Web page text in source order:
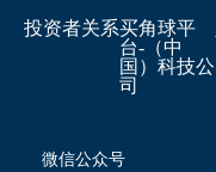
投资者关系买角球平
台-（中
国）科技公
司
微信公众号